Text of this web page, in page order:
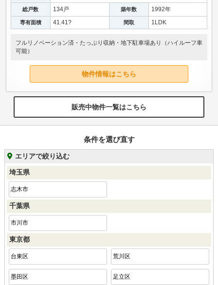
総戸数 134戸 築年数 1992年
専有面積 41.41? 間取 1LDK
フルリノベーション済・たっぷり収納・地下駐車場あり（ハイルーフ車
可能）
物件情報はこちら
販売中物件一覧はこちら
条件を選び直す
エリアで絞り込む
埼玉県
志木市
千葉県
市川市
東京都
台東区 荒川区
墨田区 足立区